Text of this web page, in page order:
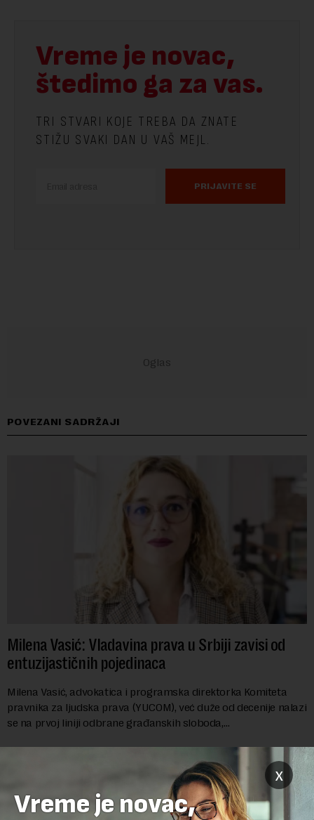
Vreme je novac,
štedimo ga za vas.
TRI STVARI KOJE TREBA DA ZNATE
STIŽU SVAKI DAN U VAŠ MEJL.
PRIJAVITE SE
POVEZANI SADRŽAJI
Milena Vasić: Vladavina prava u Srbiji zavisi od
entuzijastičnih pojedinaca
Milena Vasić, advokatica i programska direktorka Komiteta
pravnika za ljudska prava (YUCOM), već duže od decenije nalazi
se na prvoj liniji odbrane građanskih sloboda,
x
Vreme je novac,